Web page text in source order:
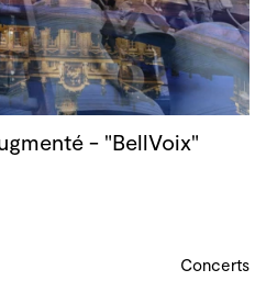
- "BellVoix"
Concerts